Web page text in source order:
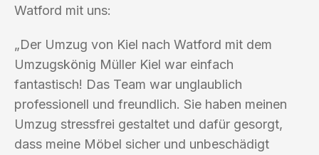
Watford mit uns:
„Der Umzug von Kiel nach Watford mit dem
Umzugskönig Müller Kiel war einfach
fantastisch! Das Team war unglaublich
professionell und freundlich. Sie haben meinen
Umzug stressfrei gestaltet und dafür gesorgt,
dass meine Möbel sicher und unbeschädigt